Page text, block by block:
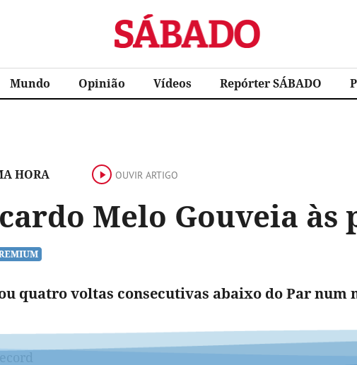
Sábado
Mundo Opinião Vídeos Repórter SÁBADO
HORA OUVIR ARTIGO
Melo Gouveia às
quatro voltas consecutivas abaixo do Par num